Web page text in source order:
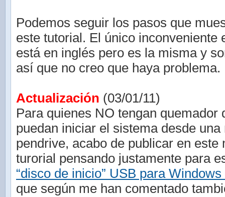
Podemos seguir los pasos que
este tutorial. El único inconveniente
está en inglés pero es la misma y
así que no creo que haya problema.
Actualización (03/01/11)
Para quienes NO tengan quemador
puedan iniciar el sistema desde
pendrive, acabo de publicar en este
turorial pensando justamente para
“disco de inicio” USB para
que según me han comentado